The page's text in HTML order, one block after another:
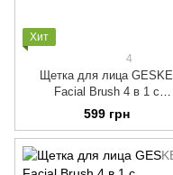
Хит
4
Щетка для лица GESKE
Facial Brush 4 в 1 с
держателем, midnight
599 грн